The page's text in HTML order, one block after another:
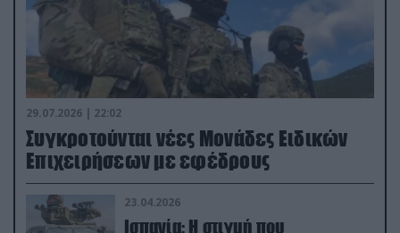
29.07.2026 | 22:02
Συγκροτούνται νέες Μονάδες Ειδικών
Επιχειρήσεων με εφέδρους
23.04.2026
Ισπανία: Η στιγμή που